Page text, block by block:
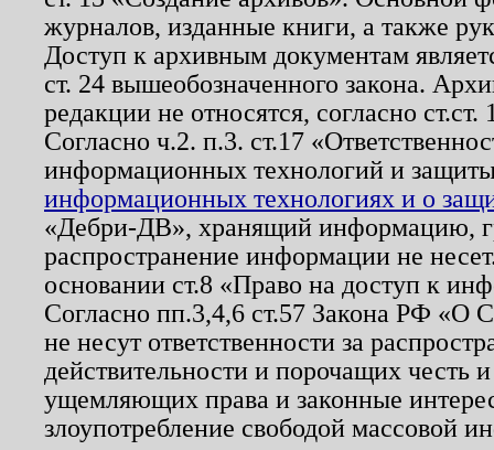
журналов, изданные книги, а также
Доступ к архивным документам
ст. 24 вышеобозначенного закона.
редакции не относятся, согласно
Согласно ч.2. п.3. ст.17
информационных технологий и
информационных технологиях и о
«Дебри-ДВ», хранящий информацию,
распространение информации не
основании ст.8 «Право на доступ к
Согласно пп.3,4,6 ст.57 Закона РФ «О
не несут ответственности за
действительности и порочащих честь
ущемляющих права и законные
злоупотребление свободой массовой